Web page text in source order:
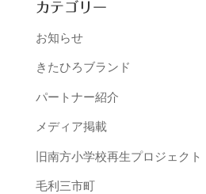
カテゴリー
お知らせ
きたひろブランド
パートナー紹介
メディア掲載
旧南方小学校再生プロジェクト
毛利三市町